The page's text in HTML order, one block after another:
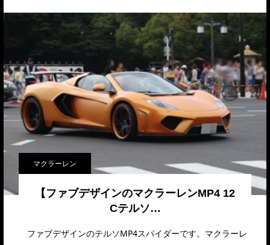
マクラーレン
【ファブデザインのマクラーレンMP4 12
Cテルソ…
ファブデザインのテルソMP4スパイダーです。マクラーレ